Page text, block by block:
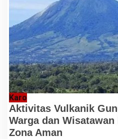
Karo
Aktivitas Vulkanik
Warga dan
Zona Aman